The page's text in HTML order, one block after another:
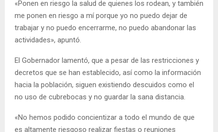
«Ponen en riesgo la salud de quienes los rodean, y también
me ponen en riesgo a mí porque yo no puedo dejar de
trabajar y no puedo encerrarme, no puedo abandonar las
actividades», apuntó.
El Gobernador lamentó, que a pesar de las restricciones y
decretos que se han establecido, así como la información
hacia la población, siguen existiendo descuidos como el
no uso de cubrebocas y no guardar la sana distancia.
«No hemos podido concientizar a todo el mundo de que
es altamente riesgoso realizar fiestas o reuniones